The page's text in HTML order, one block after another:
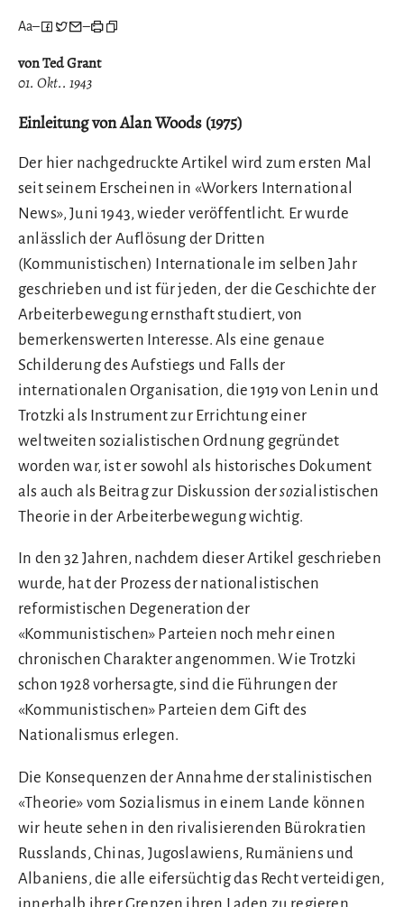
Aa– –
von Ted Grant
01. Okt.. 1943
Einleitung von Alan Woods (1975)
Der hier nachgedruckte Artikel wird zum ersten Mal
seit seinem Erscheinen in «Workers International
News», Juni 1943, wieder veröffentlicht. Er wurde
anlässlich der Auflösung der Dritten
(Kommunistischen) Internationale im selben Jahr
geschrieben und ist für jeden, der die Geschichte der
Arbeiterbewegung ernsthaft studiert, von
bemerkenswerten Interesse. Als eine genaue
Schilderung des Aufstiegs und Falls der
internationalen Organisation, die 1919 von Lenin und
Trotzki als Instrument zur Errichtung einer
weltweiten sozialistischen Ordnung gegründet
worden war, ist er sowohl als historisches Dokument
als auch als Beitrag zur Diskussion dersozialistischen
Theorie in der Arbeiterbewegung wichtig.
In den 32 Jahren, nachdem dieser Artikel geschrieben
wurde, hat der Prozess der nationalistischen
reformistischen Degeneration der
«Kommunistischen» Parteien noch mehr einen
chronischen Charakter angenommen. Wie Trotzki
schon 1928 vorhersagte, sind die Führungen der
«Kommunistischen» Parteien dem Gift des
Nationalismus erlegen.
Die Konsequenzen der Annahme der stalinistischen
«Theorie» vom Sozialismus in einem Lande können
wir heute sehen in den rivalisierenden Bürokratien
Russlands, Chinas, Jugoslawiens, Rumäniens und
Albaniens, die alle eifersüchtig das Recht verteidigen,